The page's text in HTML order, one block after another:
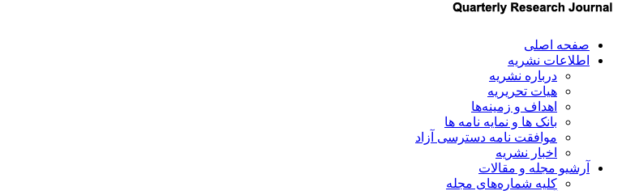
صفحه اصلی
اطلاعات نشریه
درباره نشریه
هیات تحریریه
اهداف و زمینه‌ها
بانک ها و نمایه نامه ها
موافقت نامه دسترسی آزاد
اخبار نشریه
آرشیو مجله و مقالات
کلیه شماره‌های مجله